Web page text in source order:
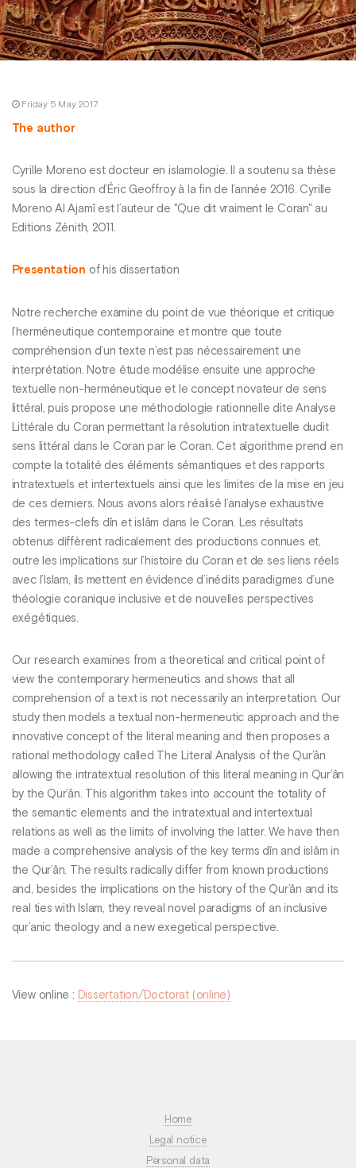
Friday 5 May 2017
The author
Cyrille Moreno est docteur en islamologie. Il a soutenu sa thèse
sous la direction d’Éric Geoffroy à la fin de l’année 2016. Cyrille
Moreno Al Ajamî est l’auteur de "Que dit vraiment le Coran" au
Editions Zénith, 2011.
Presentation of his dissertation
Notre recherche examine du point de vue théorique et critique
l’herméneutique contemporaine et montre que toute
compréhension d’un texte n’est pas nécessairement une
interprétation. Notre étude modélise ensuite une approche
textuelle non-herméneutique et le concept novateur de sens
littéral, puis propose une méthodologie rationnelle dite Analyse
Littérale du Coran permettant la résolution intratextuelle dudit
sens littéral dans le Coran par le Coran. Cet algorithme prend en
compte la totalité des éléments sémantiques et des rapports
intratextuels et intertextuels ainsi que les limites de la mise en jeu
de ces derniers. Nous avons alors réalisé l’analyse exhaustive
des termes-clefs dîn et islâm dans le Coran. Les résultats
obtenus diffèrent radicalement des productions connues et,
outre les implications sur l’histoire du Coran et de ses liens réels
avec l’Islam, ils mettent en évidence d’inédits paradigmes d’une
théologie coranique inclusive et de nouvelles perspectives
exégétiques.
Our research examines from a theoretical and critical point of
view the contemporary hermeneutics and shows that all
comprehension of a text is not necessarily an interpretation. Our
study then models a textual non-hermeneutic approach and the
innovative concept of the literal meaning and then proposes a
rational methodology called The Literal Analysis of the Qur’ân
allowing the intratextual resolution of this literal meaning in Qur’ân
by the Qur’ân. This algorithm takes into account the totality of
the semantic elements and the intratextual and intertextual
relations as well as the limits of involving the latter. We have then
made a comprehensive analysis of the key terms dîn and islâm in
the Qur’ân. The results radically differ from known productions
and, besides the implications on the history of the Qur’ân and its
real ties with Islam, they reveal novel paradigms of an inclusive
qur’anic theology and a new exegetical perspective.
View online : Dissertation/Doctorat (online)
Home
Legal notice
Personal data